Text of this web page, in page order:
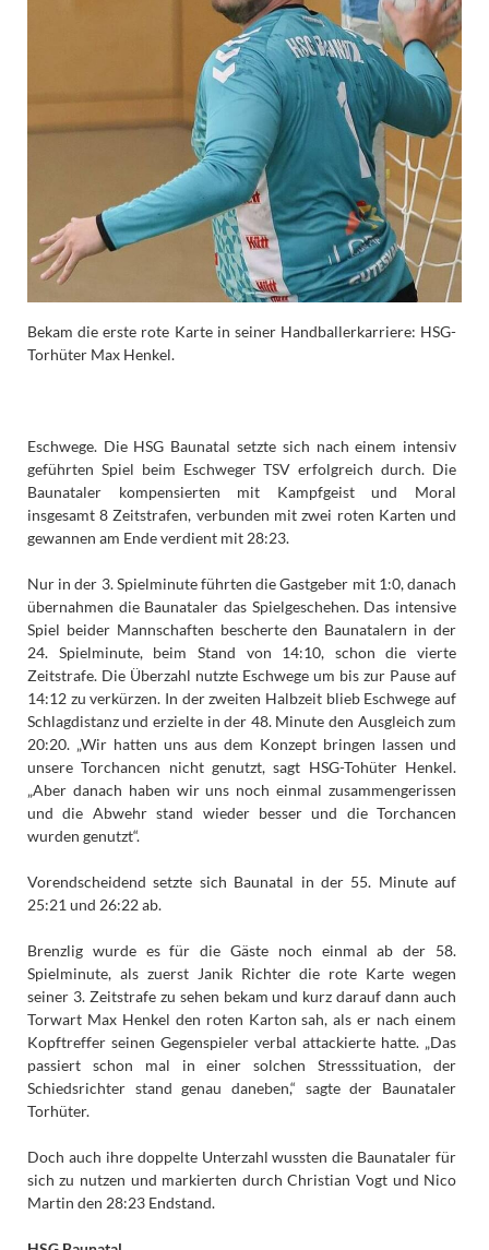
Bekam die erste rote Karte in seiner Handballerkarriere: HSG-
Torhüter Max Henkel.
Eschwege. Die HSG Baunatal setzte sich nach einem intensiv
geführten Spiel beim Eschweger TSV erfolgreich durch. Die
Baunataler kompensierten mit Kampfgeist und Moral
insgesamt 8 Zeitstrafen, verbunden mit zwei roten Karten und
gewannen am Ende verdient mit 28:23.
Nur in der 3. Spielminute führten die Gastgeber mit 1:0, danach
übernahmen die Baunataler das Spielgeschehen. Das intensive
Spiel beider Mannschaften bescherte den Baunatalern in der
24. Spielminute, beim Stand von 14:10, schon die vierte
Zeitstrafe. Die Überzahl nutzte Eschwege um bis zur Pause auf
14:12 zu verkürzen. In der zweiten Halbzeit blieb Eschwege auf
Schlagdistanz und erzielte in der 48. Minute den Ausgleich zum
20:20. „Wir hatten uns aus dem Konzept bringen lassen und
unsere Torchancen nicht genutzt, sagt HSG-Tohüter Henkel.
„Aber danach haben wir uns noch einmal zusammengerissen
und die Abwehr stand wieder besser und die Torchancen
wurden genutzt“.
Vorendscheidend setzte sich Baunatal in der 55. Minute auf
25:21 und 26:22 ab.
Brenzlig wurde es für die Gäste noch einmal ab der 58.
Spielminute, als zuerst Janik Richter die rote Karte wegen
seiner 3. Zeitstrafe zu sehen bekam und kurz darauf dann auch
Torwart Max Henkel den roten Karton sah, als er nach einem
Kopftreffer seinen Gegenspieler verbal attackierte hatte. „Das
passiert schon mal in einer solchen Stresssituation, der
Schiedsrichter stand genau daneben,“ sagte der Baunataler
Torhüter.
Doch auch ihre doppelte Unterzahl wussten die Baunataler für
sich zu nutzen und markierten durch Christian Vogt und Nico
Martin den 28:23 Endstand.